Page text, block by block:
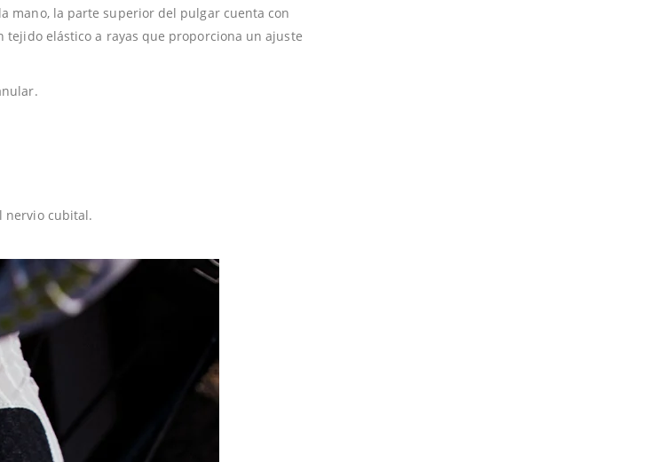
mano, la parte superior del pulgar cuenta con
elástico a rayas que proporciona un ajuste
nervio cubital.